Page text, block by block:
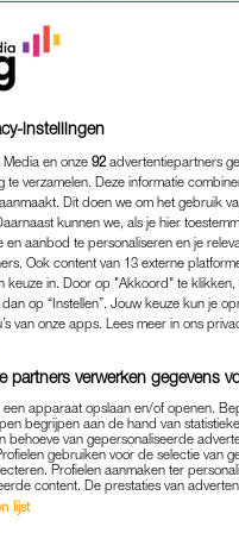
EEN
WONEN &
10-06-
niet te lopen valt
ze open zijn:
instellingen
en onze 92 advertentiepartners
te verzamelen. Deze informatie
Dit doen we om het gebruik
kunnen we, als je hier
en aanbod te personaliseren en je
Ook content van 13 externe
keuze in. Door op "Akkoord" te
op “Instellen”. Jouw keuze kun je
van onze apps. Lees meer in ons
partners verwerken gegevens
apparaat opslaan en/of openen.
begrijpen aan de hand van
behoeve van gepersonaliseerde
gebruiken voor de selectie van
Profielen aanmaken ter
content. De prestaties van
lijst